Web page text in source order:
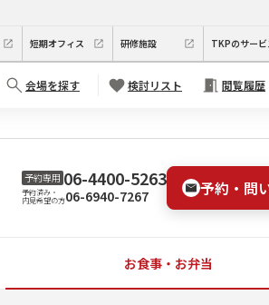
短期オフィス 研修施設 TKPのサービ
会場を探す 検討リスト 閲覧履歴
予約専用 06-4400-5263
予約済み・
内見希望の方06-6940-7267 予約・問
お食事・お弁当